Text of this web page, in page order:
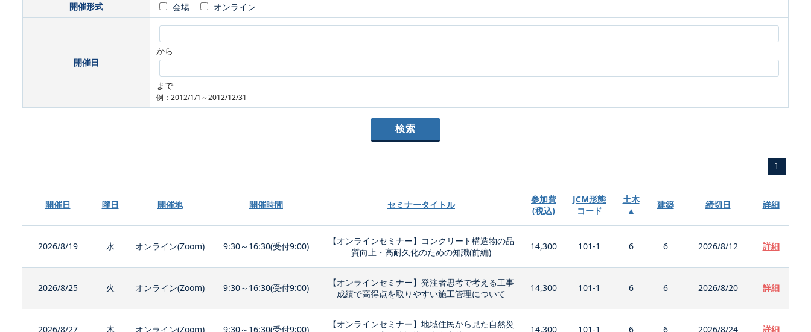
開催形式 会場 オンライン
開催日
から
まで
例：2012/1/1～2012/12/31
1
開催日 曜日 開催地 開催時間 セミナータイトル
参加費
(税込)
JCM形態
コード
土木
▲
建築 締切日 詳細
2026/8/19 水 オンライン(Zoom) 9:30～16:30(受付9:00)
【オンラインセミナー】コンクリート構造物の品
質向上・高耐久化のための知識(前編)
14,300 101-1 6 6 2026/8/12 詳細
2026/8/25 火 オンライン(Zoom) 9:30～16:30(受付9:00)
【オンラインセミナー】発注者思考で考える工事
成績で高得点を取りやすい施工管理について
14,300 101-1 6 6 2026/8/20 詳細
2026/8/27 木 オンライン(Zoom) 9:30～16:30(受付9:00)
【オンラインセミナー】地域住民から見た自然災
14,300 101-1 6 6 2026/8/24 詳細